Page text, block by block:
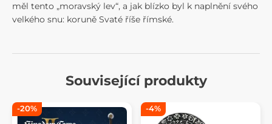
měl tento „moravský lev“, a jak blízko byl k naplnění svého
velkého snu: koruně Svaté říše římské.
Související produkty
-20% -4%